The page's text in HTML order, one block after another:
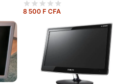
8 500 F CFA